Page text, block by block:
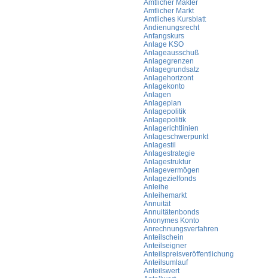
Amtlicher Makler
Amtlicher Markt
Amtliches Kursblatt
Andienungsrecht
Anfangskurs
Anlage KSO
Anlageausschuß
Anlagegrenzen
Anlagegrundsatz
Anlagehorizont
Anlagekonto
Anlagen
Anlageplan
Anlagepolitik
Anlagepolitik
Anlagerichtlinien
Anlageschwerpunkt
Anlagestil
Anlagestrategie
Anlagestruktur
Anlagevermögen
Anlagezielfonds
Anleihe
Anleihemarkt
Annuität
Annuitätenbonds
Anonymes Konto
Anrechnungsverfahren
Anteilschein
Anteilseigner
Anteilspreisveröffentlichung
Anteilsumlauf
Anteilswert